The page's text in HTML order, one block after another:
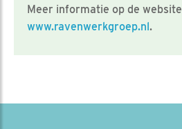
Meer informatie op de website
www.ravenwerkgroep.nl.